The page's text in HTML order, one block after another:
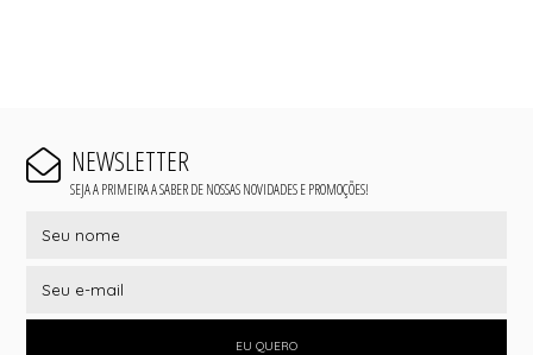
NEWSLETTER
SEJA A PRIMEIRA A SABER DE NOSSAS NOVIDADES E PROMOÇÕES!
EU QUERO